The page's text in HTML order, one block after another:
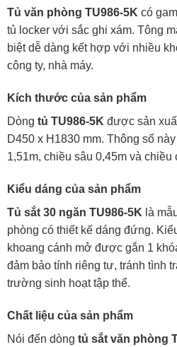
Tủ văn phòng TU986-5K có
tủ locker với sắc ghi xám. Tông
biệt dễ dàng kết hợp với nhiều
công ty, nhà máy.
Kích thước của sản phẩm
Dòng tủ TU986-5K được sản
D450 x H1830 mm. Thông số
1,51m, chiều sâu 0,45m và chiều
Kiểu dáng của sản phẩm
Tủ sắt 30 ngăn TU986-5K là
phòng có thiết kế dáng đứng.
khoang cánh mở được gắn 1
đảm bảo tính riêng tư, tránh tình
trường sinh hoạt tập thể.
Chất liệu của sản phẩm
Nói đến dòng tủ sắt văn phòng